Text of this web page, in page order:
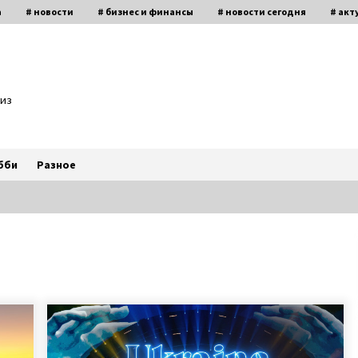
# новости # бизнес и финансы # новости сегодня #
Разное
«Фото Ивана на фронте увидела
в списке друзей у кого-то
в Facebook. Местность показалась